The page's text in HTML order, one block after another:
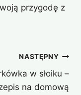
przygodę z
NASTĘPNY
w słoiku –
na domową